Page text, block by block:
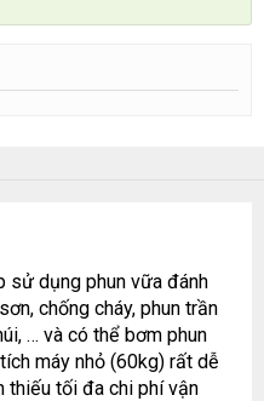
sử dụng phun vữa đánh
chống cháy, phun trần
… và có thể bơm phun
máy nhỏ (60kg) rất dễ
thiếu tối đa chi phí vận